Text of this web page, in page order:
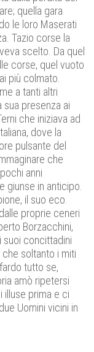
quella gara
le loro Maserati
Tazio corse la
scelto. Da quel
corse, quel vuoto
più colmato.
a tanti altri
presenza ai
che iniziava ad
dove la
pulsante del
che
anni
giunse in anticipo.
il suo eco.
proprie ceneri
Borzacchini,
suoi concittadini
soltanto i miti
tutto se,
amò ripetersi
illuse prima e ci
Uomini vicini in